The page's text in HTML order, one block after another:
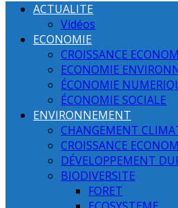
ACTUALITE
Vidéos
ECONOMIE
CROISSANCE
ECONOMIE
ÉCONOMIE
ÉCONOMIE SOCIALE
ENVIRONNEMENT
CHANGEMENT
CROISSANCE
DÉVELOPPEMENT
BIODIVERSITE
FORET